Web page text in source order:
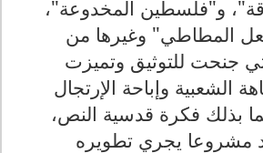
و"فلسطين المخدوعة"،
المطاطي" وغيرها من
جنحت للتوثيق وتميزت
الشعبية وإباحة الإرتجال
بذلك فكرة قدسية النص،
مشروعا يجري تطويره